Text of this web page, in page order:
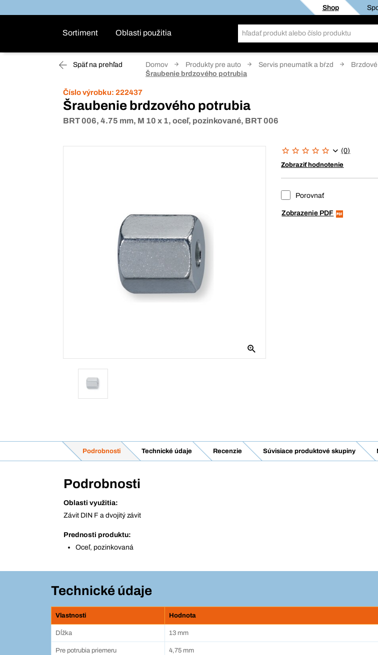
Shop
Sortiment Oblasti použitia
Späť na prehľad Domov Produkty pre auto Servis pneumatík a bŕzd
Šraubenie brdzového potrubia
Číslo výrobku: 222437
Šraubenie brdzového potrubia
BRT 006, 4.75 mm, M 10 x 1, oceľ, pozinkované, BRT 006
(0)
Zobraziť hodnotenie
Porovnať
Zobrazenie PDF
Podrobnosti Technické údaje Recenzie Súvisiace produktové skupiny
Podrobnosti
Oblasti využitia:
Závit DIN F a dvojitý závit
Prednosti produktu:
Oceľ, pozinkovaná
Technické údaje
Vlastnosti Hodnota
Dĺžka 13 mm
Pre potrubia priemeru 4,75 mm